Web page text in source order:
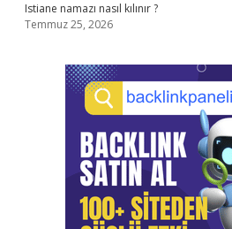
Istiane namazı nasıl kılınır ?
Temmuz 25, 2026